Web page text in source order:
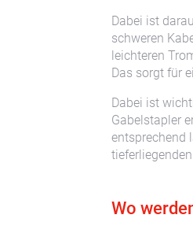
Dabei ist
schweren
leichteren
Das sorgt für
Dabei ist
Gabelstapler
entsprechend
Wo